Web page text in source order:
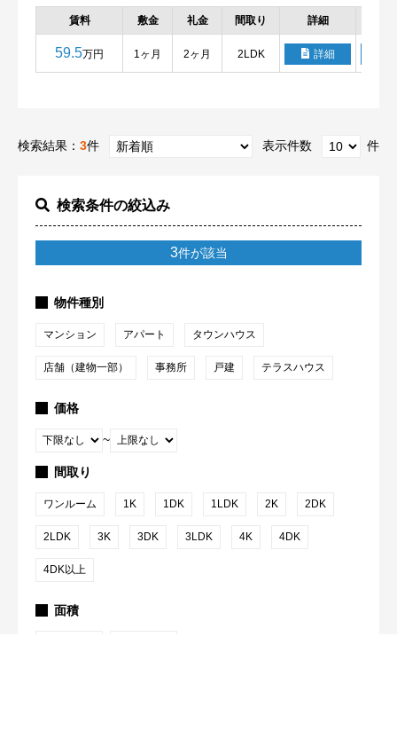
検索条件の絞込み
3件が該当
物件種別
マンション アパート タウンハウス
店舗（建物一部） 事務所 戸建 テラスハウス
価格
~
間取り
ワンルーム 1K 1DK 1LDK 2K 2DK
2LDK 3K 3DK 3LDK 4K 4DK
4DK以上
面積
賃料 敷金 礼金 間取り 詳細
59.5万円 1ヶ月 2ヶ月 2LDK 詳細
検索結果： 3件 表示件数 件